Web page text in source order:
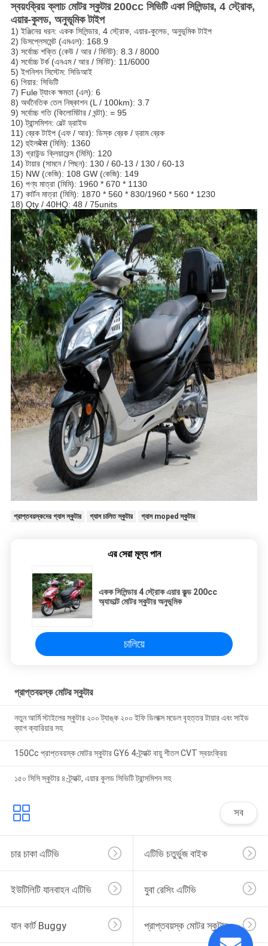
স্বয়ংক্রিয় ক্লাচ মোটর স্কুটার 200cc সিভিটি একা সিলিন্ডার, 4 স্ট্রোক,
এয়ার-কুলড, অনুভূমিক টাইপ
1) ইঞ্জিনের ধরন: একক সিলিন্ডার, 4 স্ট্রোক, এয়ার-কুলেড, অনুভূমিক টাইপ
2) ডিসপ্লেসমেন্ট (এমএল): 168.9
3) সর্বোচ্চ শক্তি (কেউ / আর / মিনিট): 8.3 / 8000
4) সর্বোচ্চ টর্ক (এনএম / আর / মিনিট): 11/6000
5) ইগনিশন সিস্টেম: সিডিআই
6) গিয়ার: সিভিটি
7) Fule ট্যাংক ক্ষমতা (এল): 6
8) অর্থনৈতিক তেল নিষ্কাশন (L / 100km): 3.7
9) সর্বোচ্চ গতি (কিলোমিটার / ঘন্টা): = 95
10) ট্রান্সমিশন: বেল্ট ড্রাইভ
11) ব্রেক টাইপ (এফ / আর): ডিস্ক ব্রেক / ড্রাম ব্রেক
12) হুইলबेस (মিমি): 1360
13) গ্রাউন্ড ক্লিয়ারেন্স (মিমি): 120
14) টায়ার (সামনে / পিছন): 130 / 60-13 / 130 / 60-13
15) NW (কেজি): 108 GW (কেজি): 149
16) পণ্য মাত্রা (মিমি): 1960 * 670 * 1130
17) কার্টন মাত্রা (মিমি): 1870 * 560 * 830/1960 * 560 * 1230
18) Qty / 40HQ: 48 / 75units
প্রাপ্তবয়স্কদের গ্যাস স্কুটার গ্যাস চালিত স্কুটার গ্যাস moped স্কুটার
এর সেরা মূল্য পান
একক সিলিন্ডার 4 স্ট্রোক এয়ার কুল্ড 200cc
অ্যাডাল্ট মোটর স্কুটার অনুভূমিক
চালিয়ে
প্রাপ্তবয়স্ক মোটর স্কুটার
নতুন আর্মি স্টাইলের স্কুটার ২০০ ট্যাঙ্ক ২০০ ইফি ডিলাক্স মডেল বৃহত্তর টায়ার এবং সাইড
ব্যাগ ক্যারিয়ার সহ
150Cc প্রাপ্তবয়স্ক মোটর স্কুটার GY6 4-ট্র্যাক্ট বায়ু শীতল CVT স্বয়ংক্রিয়
১৫০ সিসি স্কুটার ৪-ট্র্যাক্ট, এয়ার কুলড সিভিটি ট্রান্সমিশন সহ
সব
চার চাকা এটিভি এটিভি চতুর্ভুজ বাইক
ইউটিলিটি যানবাহন এটিভি যুবা রেসিং এটিভি
যান কার্ট Buggy প্রাপ্তবয়স্ক মোটর স্কুটার